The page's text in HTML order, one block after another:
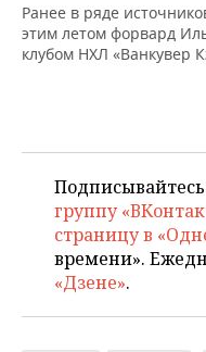
Ранее в ряде
этим летом форвард
клубом НХЛ «Ванкувер
группу
страницу в
времени».
«Дзене».